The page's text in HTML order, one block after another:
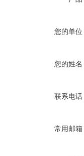
您的单位
您的姓名
联系电话
常用邮箱